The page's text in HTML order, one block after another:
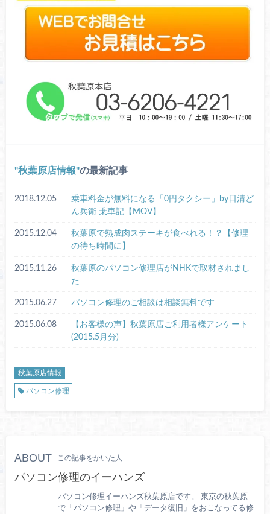
秋葉原店情報 の最新記事
2018.12.05
乗車料金が無料になる「0円タクシー」by日清ど
ん兵衛 乗車記【MOV】
2015.12.04
秋葉原で熟成肉ステーキが食べれる！？【修理
の待ち時間に】
2015.11.26
秋葉原のパソコン修理店がNHKで取材されまし
た
2015.06.27 パソコン修理のご相談は相談無料です
2015.06.08
【お客様の声】秋葉原店ご利用者様アンケート
(2015.5月分)
秋葉原店情報
パソコン修理
ABOUT この記事をかいた人
パソコン修理のイーハンズ
パソコン修理イーハンズ秋葉原店です。 東京の秋葉原
で「パソコン修理」や「データ復旧」をおこなってる修